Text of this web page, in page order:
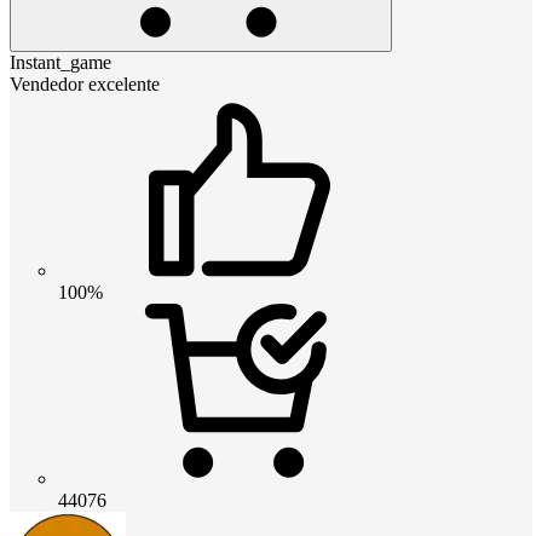
Instant_game
Vendedor excelente
100%
44076